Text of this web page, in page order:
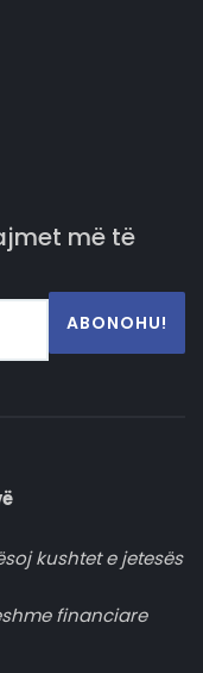
më të
ABONOHU!
kushtet e jetesës
financiare